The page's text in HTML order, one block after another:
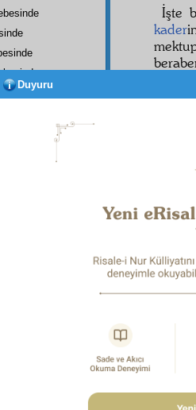
İşte
kader
Beşinci Mertebesi
Altıncı Mertebesinde
i İmâniye
Duyuru